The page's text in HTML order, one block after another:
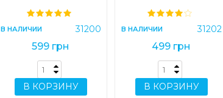
(C10762200113-00)
В НАЛИЧИИ 31200
599 грн
В КОРЗИНУ
Edition) Black
(CCMT000001)
В НАЛИЧИИ 31202
499 грн
В КОРЗИНУ